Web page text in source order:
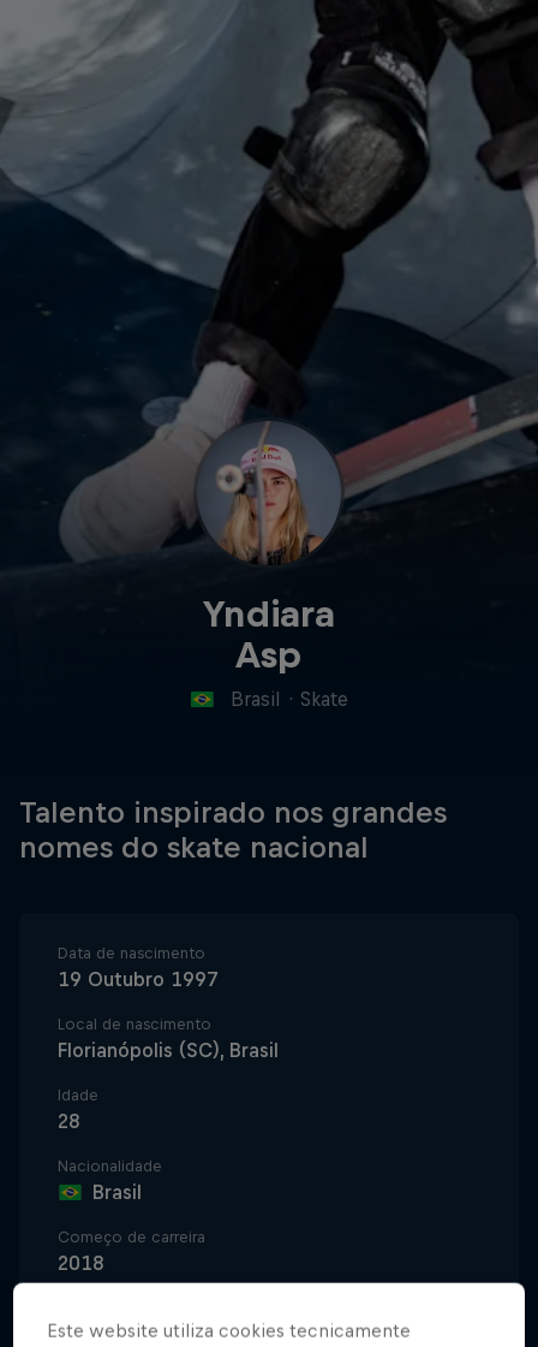
Yndiara
Asp
Brasil · Skate
Talento inspirado nos grandes
nomes do skate nacional
Data de nascimento
19 Outubro 1997
Local de nascimento
Florianópolis (SC), Brasil
Idade
28
Nacionalidade
Brasil
Começo de carreira
2018
Skate
Este website utiliza cookies tecnicamente